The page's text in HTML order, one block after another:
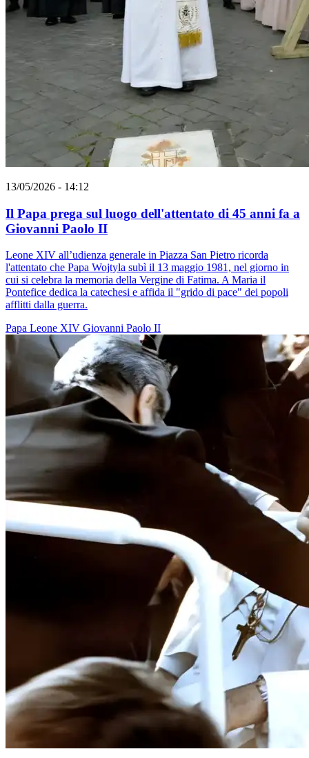
13/05/2026 - 14:12
Il Papa prega sul luogo dell'attentato di 45 anni fa a
Giovanni Paolo II
Leone XIV all’udienza generale in Piazza San Pietro ricorda
l'attentato che Papa Wojtyla subì il 13 maggio 1981, nel giorno in
cui si celebra la memoria della Vergine di Fatima. A Maria il
Pontefice dedica la catechesi e affida il "grido di pace" dei popoli
afflitti dalla guerra.
Papa Leone XIV Giovanni Paolo II